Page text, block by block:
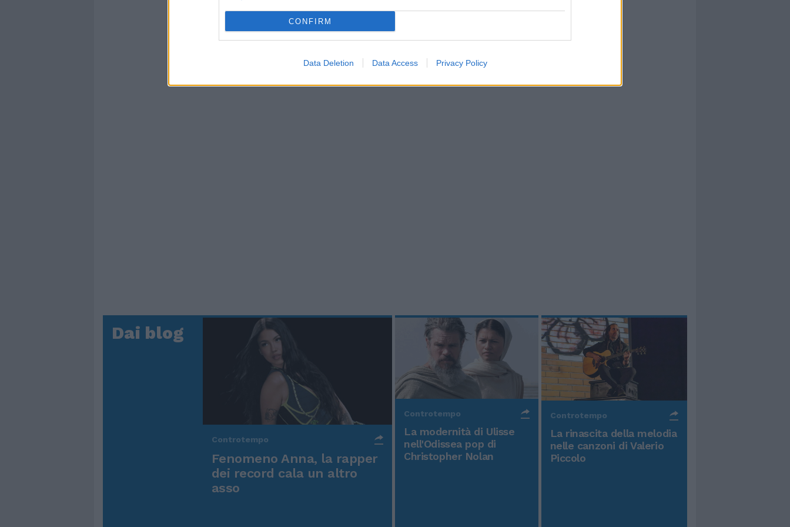
CONFIRM
Data Deletion Data Access Privacy Policy
Dai blog
Controtempo
Fenomeno Anna, la rapper
dei record cala un altro
asso
Controtempo
La modernità di Ulisse
nell'Odissea pop di
Christopher Nolan
Controtempo
La rinascita della melodia
nelle canzoni di Valerio
Piccolo